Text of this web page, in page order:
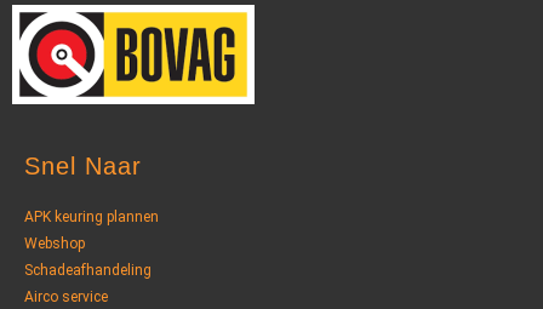
Snel Naar
APK keuring plannen
Webshop
Schadeafhandeling
Airco service